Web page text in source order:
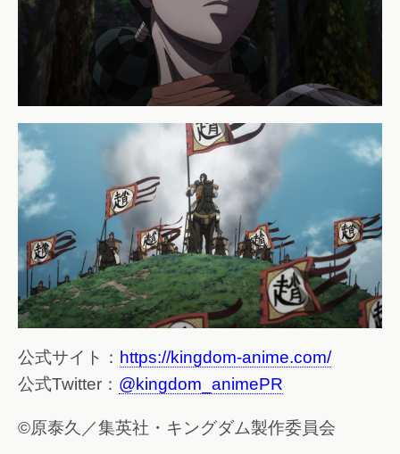
公式サイト： https://kingdom-anime.com/
公式Twitter： @kingdom_animePR
©原泰久／集英社・キングダム製作委員会